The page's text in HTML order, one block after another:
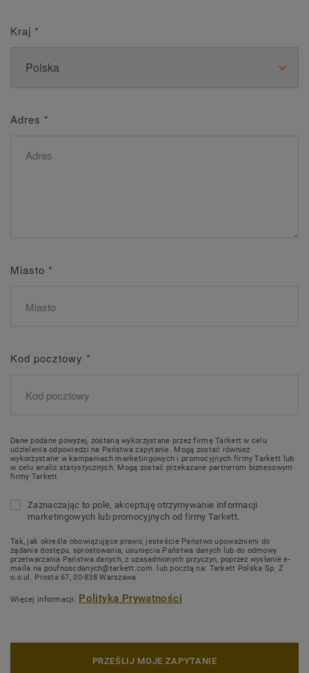
Kraj *
Adres *
Miasto *
Kod pocztowy *
Dane podane powyżej, zostaną wykorzystane przez firmę Tarkett w celu
udzielenia odpowiedzi na Państwa zapytanie. Mogą zostać również
wykorzystane w kampaniach marketingowych i promocyjnych firmy Tarkett lub
w celu analiz statystycznych. Mogą zostać przekazane partnerom biznesowym
firmy Tarkett
Zaznaczając to pole, akceptuję otrzymywanie informacji
marketingowych lub promocyjnych od firmy Tarkett.
Tak, jak określa obowiązujące prawo, jesteście Państwo upoważnieni do
żądania dostępu, sprostowania, usunięcia Państwa danych lub do odmowy
przetwarzania Państwa danych, z uzasadnionych przyczyn, poprzez wysłanie e-
maila na poufnoscdanych@tarkett.com. lub pocztą na: Tarkett Polska Sp. Z
o.o.ul. Prosta 67, 00-838 Warszawa
Więcej informacji: Polityka Prywatności
PRZEŚLIJ MOJE ZAPYTANIE